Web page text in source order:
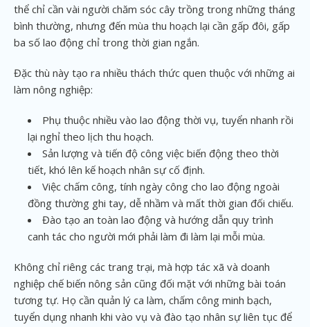
thể chỉ cần vài người chăm sóc cây trồng trong những tháng
bình thường, nhưng đến mùa thu hoạch lại cần gấp đôi, gấp
ba số lao động chỉ trong thời gian ngắn.
Đặc thù này tạo ra nhiều thách thức quen thuộc với những ai
làm nông nghiệp:
Phụ thuộc nhiều vào lao động thời vụ, tuyển nhanh rồi
lại nghỉ theo lịch thu hoạch.
Sản lượng và tiến độ công việc biến động theo thời
tiết, khó lên kế hoạch nhân sự cố định.
Việc chấm công, tính ngày công cho lao động ngoài
đồng thường ghi tay, dễ nhầm và mất thời gian đối chiếu.
Đào tạo an toàn lao động và hướng dẫn quy trình
canh tác cho người mới phải làm đi làm lại mỗi mùa.
Không chỉ riêng các trang trại, mà hợp tác xã và doanh
nghiệp chế biến nông sản cũng đối mặt với những bài toán
tương tự. Họ cần quản lý ca làm, chấm công minh bạch,
tuyển dụng nhanh khi vào vụ và đào tạo nhân sự liên tục để